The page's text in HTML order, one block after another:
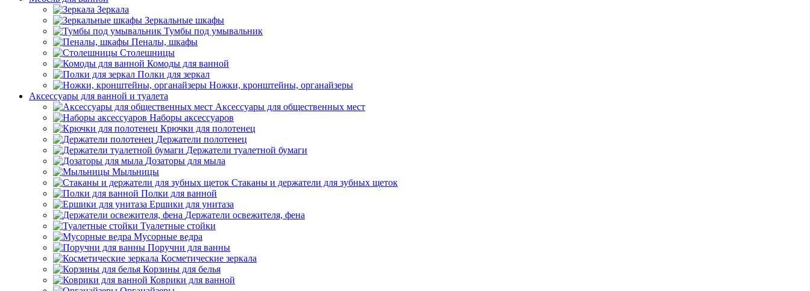
Зеркала
Зеркальные шкафы
Тумбы под умывальник
Пеналы, шкафы
Столешницы
Комоды для ванной
Полки для зеркал
Ножки, кронштейны, органайзеры
Аксессуары для ванной и туалета
Аксессуары для общественных мест
Наборы аксессуаров
Крючки для полотенец
Держатели полотенец
Держатели туалетной бумаги
Дозаторы для мыла
Мыльницы
Стаканы и держатели для зубных щеток
Полки для ванной
Ершики для унитаза
Держатели освежителя, фена
Туалетные стойки
Мусорные ведра
Поручни для ванны
Косметические зеркала
Корзины для белья
Коврики для ванной